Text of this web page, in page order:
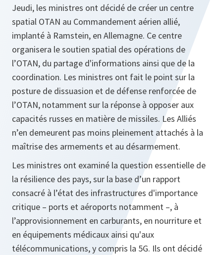
Jeudi, les ministres ont décidé de créer un centre
spatial OTAN au Commandement aérien allié,
implanté à Ramstein, en Allemagne. Ce centre
organisera le soutien spatial des opérations de
l’OTAN, du partage d'informations ainsi que de la
coordination. Les ministres ont fait le point sur la
posture de dissuasion et de défense renforcée de
l’OTAN, notamment sur la réponse à opposer aux
capacités russes en matière de missiles. Les Alliés
n’en demeurent pas moins pleinement attachés à la
maîtrise des armements et au désarmement.
Les ministres ont examiné la question essentielle de
la résilience des pays, sur la base d’un rapport
consacré à l’état des infrastructures d'importance
critique – ports et aéroports notamment –, à
l’approvisionnement en carburants, en nourriture et
en équipements médicaux ainsi qu'aux
télécommunications, y compris la 5G. Ils ont décidé